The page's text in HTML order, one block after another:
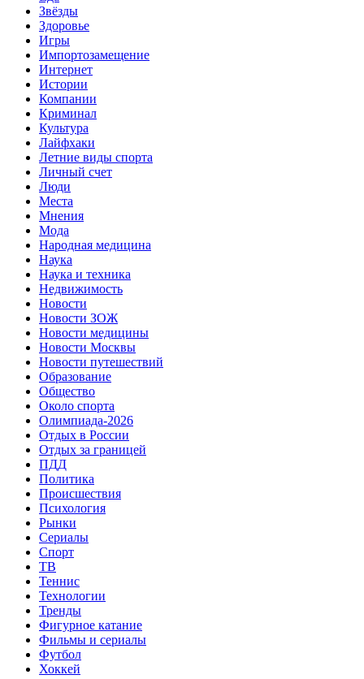
Звёзды
Здоровье
Игры
Импортозамещение
Интернет
Истории
Компании
Криминал
Культура
Лайфхаки
Летние виды спорта
Личный счет
Люди
Места
Мнения
Мода
Народная медицина
Наука
Наука и техника
Недвижимость
Новости
Новости ЗОЖ
Новости медицины
Новости Москвы
Новости путешествий
Образование
Общество
Около спорта
Олимпиада-2026
Отдых в России
Отдых за границей
ПДД
Политика
Происшествия
Психология
Рынки
Сериалы
Спорт
ТВ
Теннис
Технологии
Тренды
Фигурное катание
Фильмы и сериалы
Футбол
Хоккей